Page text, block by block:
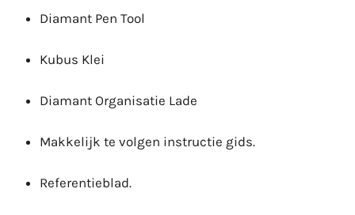
Diamant Pen Tool
Kubus Klei
Diamant Organisatie Lade
Makkelijk te volgen instructie gids.
Referentieblad.